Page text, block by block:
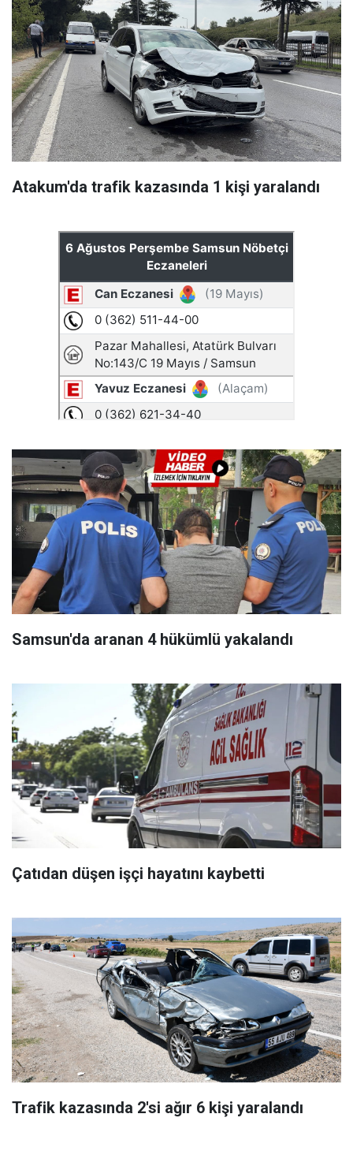
Atakum'da trafik kazasında 1 kişi yaralandı
Samsun'da aranan 4 hükümlü yakalandı
Çatıdan düşen işçi hayatını kaybetti
Trafik kazasında 2'si ağır 6 kişi yaralandı